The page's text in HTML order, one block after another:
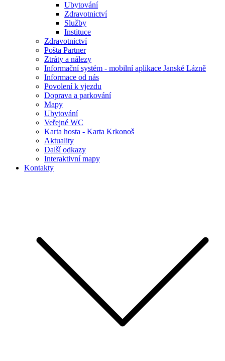
Ubytování
Zdravotnictví
Služby
Instituce
Zdravotnictví
Pošta Partner
Ztráty a nálezy
Informační systém - mobilní aplikace Janské Lázně
Informace od nás
Povolení k vjezdu
Doprava a parkování
Mapy
Ubytování
Veřejné WC
Karta hosta - Karta Krkonoš
Aktuality
Další odkazy
Interaktivní mapy
Kontakty